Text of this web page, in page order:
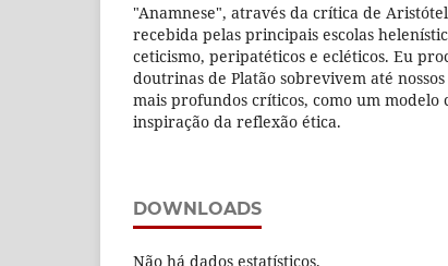
"Anamnese", através da crítica de
recebida pelas principais escolas
ceticismo, peripatéticos e ecléticos. Eu
doutrinas de Platão sobrevivem até
mais profundos críticos, como um modelo
inspiração da reflexão ética.
DOWNLOADS
Não há dados estatísticos.